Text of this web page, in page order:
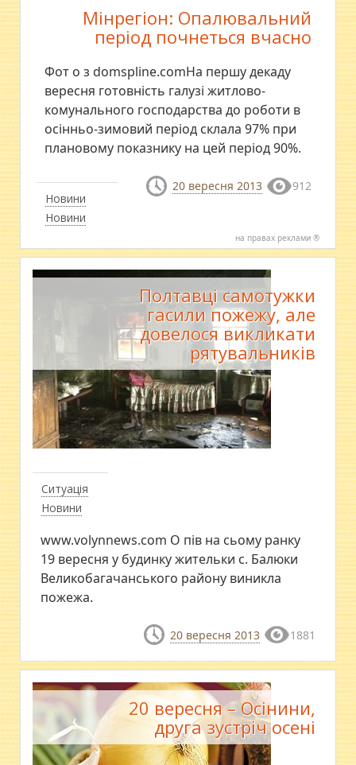
Новини
Новини
Мінрегіон: Опалювальний
період почнеться вчасно
Фот о з domspline.comНа першу декаду
вересня готовність галузі житлово-
комунального господарства до роботи в
осінньо-зимовий період склала 97% при
плановому показнику на цей період 90%.
20 вересня 2013 912
на правах реклами ®
Ситуація
Новини
Полтавці самотужки
гасили пожежу, але
довелося викликати
рятувальників
www.volynnews.com О пів на сьому ранку
19 вересня у будинку жительки с. Балюки
Великобагачанського району виникла
пожежа.
20 вересня 2013 1881
20 вересня – Осінини,
друга зустріч осені